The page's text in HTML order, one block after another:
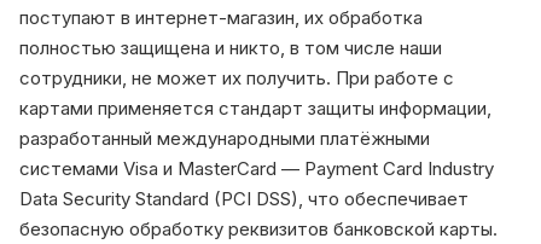
поступают в интернет-магазин, их обработка
полностью защищена и никто, в том числе наши
сотрудники, не может их получить. При работе с
картами применяется стандарт защиты информации,
разработанный международными платёжными
системами Visa и MasterCard — Payment Card Industry
Data Security Standard (PCI DSS), что обеспечивает
безопасную обработку реквизитов банковской карты.